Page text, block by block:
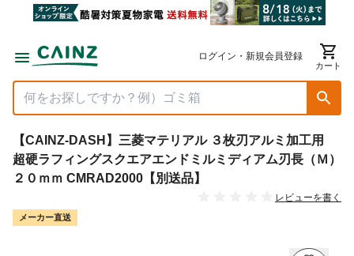
ログイン・新規会員登録
カート
【CAINZ-DASH】三菱マテリアル ３枚刃アルミ加工用
超硬ラフィングスクエアエンドミルミディアム刃長（Ｍ）
２０ｍｍ CMRAD2000【別送品】
レビューを書く
メーカー直送